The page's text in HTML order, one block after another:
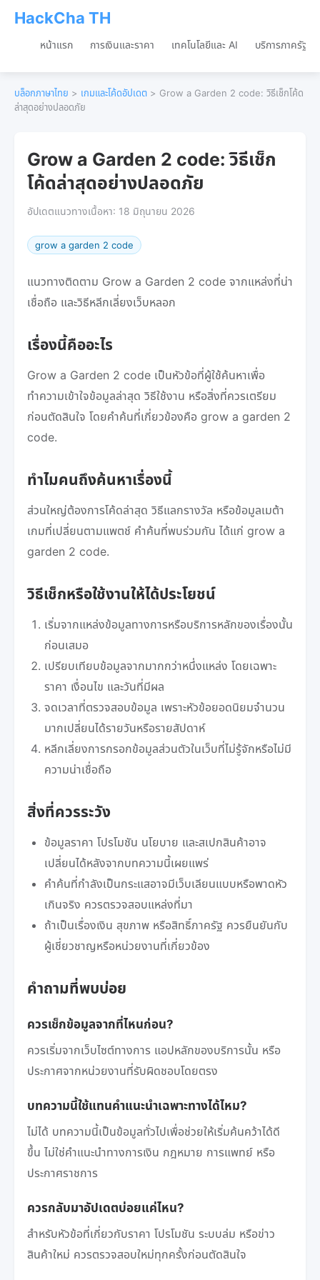
HackCha TH
หน้าแรก การเงินและราคา เทคโนโลยีและ AI บริการภาครัฐแล
บล็อกภาษาไทย > เกมและโค้ดอัปเดต > Grow a Garden 2 code: วิธีเช็กโค้ด
ล่าสุดอย่างปลอดภัย
Grow a Garden 2 code: วิธีเช็ก
โค้ดล่าสุดอย่างปลอดภัย
อัปเดตแนวทางเนื้อหา: 18 มิถุนายน 2026
grow a garden 2 code
แนวทางติดตาม Grow a Garden 2 code จากแหล่งที่น่า
เชื่อถือ และวิธีหลีกเลี่ยงเว็บหลอก
เรื่องนี้คืออะไร
Grow a Garden 2 code เป็นหัวข้อที่ผู้ใช้ค้นหาเพื่อ
ทำความเข้าใจข้อมูลล่าสุด วิธีใช้งาน หรือสิ่งที่ควรเตรียม
ก่อนตัดสินใจ โดยคำค้นที่เกี่ยวข้องคือ grow a garden 2
code.
ทำไมคนถึงค้นหาเรื่องนี้
ส่วนใหญ่ต้องการโค้ดล่าสุด วิธีแลกรางวัล หรือข้อมูลเมต้า
เกมที่เปลี่ยนตามแพตช์ คำค้นที่พบร่วมกัน ได้แก่ grow a
garden 2 code.
วิธีเช็กหรือใช้งานให้ได้ประโยชน์
เริ่มจากแหล่งข้อมูลทางการหรือบริการหลักของเรื่องนั้น
ก่อนเสมอ
เปรียบเทียบข้อมูลจากมากกว่าหนึ่งแหล่ง โดยเฉพาะ
ราคา เงื่อนไข และวันที่มีผล
จดเวลาที่ตรวจสอบข้อมูล เพราะหัวข้อยอดนิยมจำนวน
มากเปลี่ยนได้รายวันหรือรายสัปดาห์
หลีกเลี่ยงการกรอกข้อมูลส่วนตัวในเว็บที่ไม่รู้จักหรือไม่มี
ความน่าเชื่อถือ
สิ่งที่ควรระวัง
ข้อมูลราคา โปรโมชัน นโยบาย และสเปกสินค้าอาจ
เปลี่ยนได้หลังจากบทความนี้เผยแพร่
คำค้นที่กำลังเป็นกระแสอาจมีเว็บเลียนแบบหรือพาดหัว
เกินจริง ควรตรวจสอบแหล่งที่มา
ถ้าเป็นเรื่องเงิน สุขภาพ หรือสิทธิ์ภาครัฐ ควรยืนยันกับ
ผู้เชี่ยวชาญหรือหน่วยงานที่เกี่ยวข้อง
คำถามที่พบบ่อย
ควรเช็กข้อมูลจากที่ไหนก่อน?
ควรเริ่มจากเว็บไซต์ทางการ แอปหลักของบริการนั้น หรือ
ประกาศจากหน่วยงานที่รับผิดชอบโดยตรง
บทความนี้ใช้แทนคำแนะนำเฉพาะทางได้ไหม?
ไม่ได้ บทความนี้เป็นข้อมูลทั่วไปเพื่อช่วยให้เริ่มค้นคว้าได้ดี
ขึ้น ไม่ใช่คำแนะนำทางการเงิน กฎหมาย การแพทย์ หรือ
ประกาศราชการ
ควรกลับมาอัปเดตบ่อยแค่ไหน?
สำหรับหัวข้อที่เกี่ยวกับราคา โปรโมชัน ระบบล่ม หรือข่าว
สินค้าใหม่ ควรตรวจสอบใหม่ทุกครั้งก่อนตัดสินใจ